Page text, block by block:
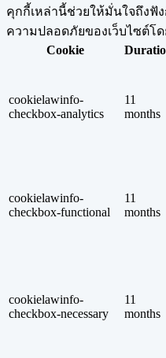
คุกกี้เหล่านี้ช่วยให้มั่นใจถึง
ความปลอดภัยของเว็บไซต์โ
Cookie
cookielawinfo-
checkbox-analytics
11
months
cookielawinfo-
checkbox-functional
11
months
cookielawinfo-
checkbox-necessary
11
months